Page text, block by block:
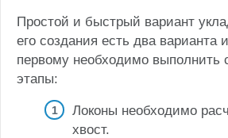
Простой и быстрый вариант
его создания есть два варианта
первому необходимо
этапы:
Локоны необходимо
хвост.